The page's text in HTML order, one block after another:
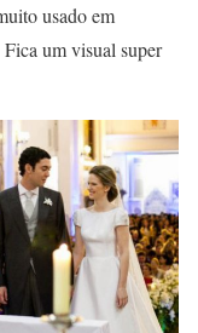
usado em
Fica um visual super